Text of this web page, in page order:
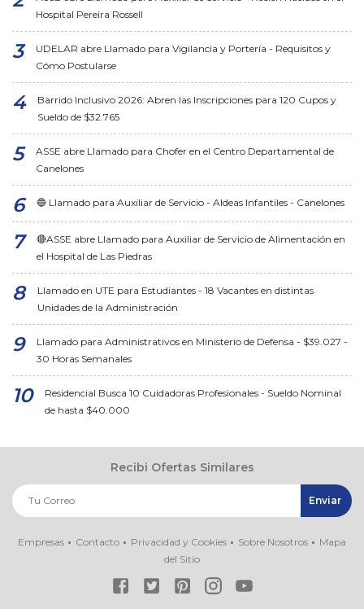
Hospital Pereira Rossell
UDELAR abre Llamado para Vigilancia y Portería - Requisitos y
Cómo Postularse
Barrido Inclusivo 2026: Abren las Inscripciones para 120 Cupos y
Sueldo de $32.765
ASSE abre Llamado para Chofer en el Centro Departamental de
Canelones
🔵 Llamado para Auxiliar de Servicio - Aldeas Infantiles - Canelones
🔴ASSE abre Llamado para Auxiliar de Servicio de Alimentación en
el Hospital de Las Piedras
Llamado en UTE para Estudiantes - 18 Vacantes en distintas
Unidades de la Administración
Llamado para Administrativos en Ministerio de Defensa - $39.027 -
30 Horas Semanales
Residencial Busca 10 Cuidadoras Profesionales - Sueldo Nominal
de hasta $40.000
Recibi Ofertas Similares
Empresas Contacto Privacidad y Cookies Sobre Nosotros
Mapa
del Sitio